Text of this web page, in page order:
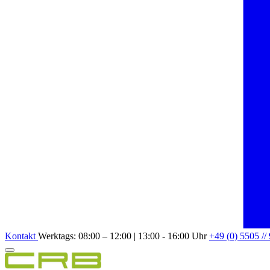
Kontakt Werktags: 08:00 – 12:00 | 13:00 - 16:00 Uhr+49 (0) 5505 //